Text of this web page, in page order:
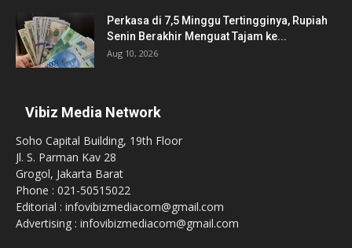
Perkasa di 7,5 Minggu Tertingginya, Rupiah
Senin Berakhir Menguat Tajam ke...
Aug 10, 2026
Vibiz Media Network
Soho Capital Building, 19th Floor
Jl. S. Parman Kav 28
Grogol, Jakarta Barat
Phone : 021-50515022
Editorial : infovibizmediacom@gmail.com
Advertising : infovibizmediacom@gmail.com